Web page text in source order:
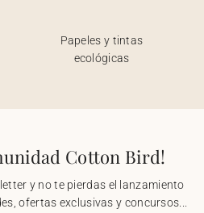
Papeles y tintas
ecológicas
Cotton Bird!
y no te pierdas el lanzamiento
ofertas exclusivas y concursos...